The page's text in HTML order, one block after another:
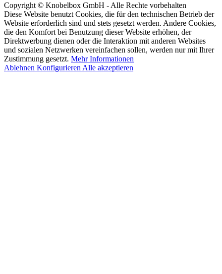
Copyright © Knobelbox GmbH - Alle Rechte vorbehalten
Diese Website benutzt Cookies, die für den technischen Betrieb der
Website erforderlich sind und stets gesetzt werden. Andere Cookies,
die den Komfort bei Benutzung dieser Website erhöhen, der
Direktwerbung dienen oder die Interaktion mit anderen Websites
und sozialen Netzwerken vereinfachen sollen, werden nur mit Ihrer
Zustimmung gesetzt. Mehr Informationen
Ablehnen Konfigurieren Alle akzeptieren